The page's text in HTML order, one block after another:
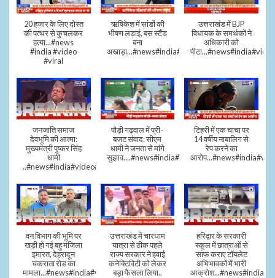
20 हजार के लिए दोस्त
की पत्थर से कुचलकर
हत्या...#news
#india #video
#viral
ऋषिकेश में सांडों की
भीषण लड़ाई, बस स्टैंड
बना
अखाड़ा...#news#india#video#viral
उत्तराखंड में BJP
विधायक के समर्थकों ने
अधिकारी को
जनजाति समाज
देवभूमि की आत्मा:
मुख्यमंत्री पुष्कर सिंह
धामी
..#news#india#video#viral
पौड़ी गढ़वाल में प्री-
बजट संवाद: सीएम
धामी ने जनता से मांगे
सुझाव....#news#india#video#viral
टिहरी में एक चाचा पर
14 वर्षीय नाबालिग से
रेप करने का
वन विभाग की भूमि पर
खड़ी हो गई बहु मंजिला
इमारत, देहरादून
चकराता रोड का
मामला...#news#india#video
उत्तराखंड में चारधाम
यात्रा से ठीक पहले
राज्य सरकार ने हवाई
कनेक्टिविटी को लेकर
बड़ा फैसला लिया..
हरिद्वार के सरकारी
स्कूल में छात्राओं से
साफ कराए टॉयलेट
अभिभावकों में भारी
आक्रोश...#news#india